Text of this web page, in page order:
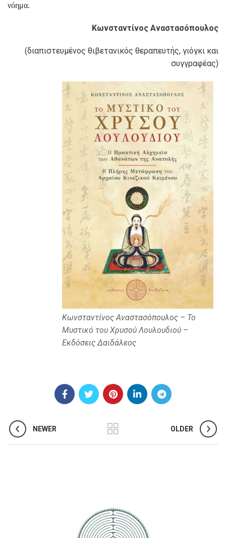
νόημα.
Κωνσταντίνος Αναστασόπουλος
(διαπιστευμένος θιβετανικός θεραπευτής, γιόγκι και
συγγραφέας)
Κωνσταντίνος Αναστασόπουλος – Το
Μυστικό του Χρυσού Λουλουδιού –
Εκδόσεις Δαιδάλεος
NEWER OLDER